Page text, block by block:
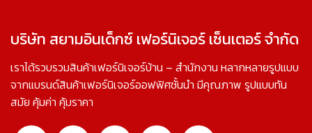
บริษัท สยามอินเด็กซ์ เฟอร์นิเจอร์ เซ็นเตอร์ จำกัด
เราได้รวบรวมสินค้าเฟอร์นิเจอร์บ้าน – สำนักงาน หลากหลายรูปแบบ
จากแบรนด์สินค้าเฟอร์นิเจอร์ออฟฟิศชั้นนำ มีคุณภาพ รูปแบบทัน
สมัย คุ้มค่า คุ้มราคา